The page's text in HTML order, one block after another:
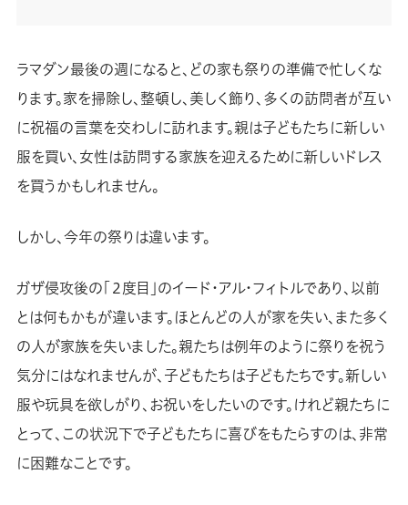
ラマダン最後の週になると、どの家も祭りの準備で忙しくな
ります。家を掃除し、整頓し、美しく飾り、多くの訪問者が互い
に祝福の言葉を交わしに訪れます。親は子どもたちに新しい
服を買い、女性は訪問する家族を迎えるために新しいドレス
を買うかもしれません。
しかし、今年の祭りは違います。
ガザ侵攻後の「２度目」のイード・アル・フィトルであり、以前
とは何もかもが違います。ほとんどの人が家を失い、また多く
の人が家族を失いました。親たちは例年のように祭りを祝う
気分にはなれませんが、子どもたちは子どもたちです。新しい
服や玩具を欲しがり、お祝いをしたいのです。けれど親たちに
とって、この状況下で子どもたちに喜びをもたらすのは、非常
に困難なことです。